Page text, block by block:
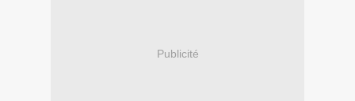
Publicité